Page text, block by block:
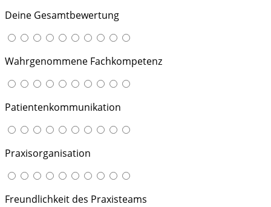
Deine Gesamtbewertung
Wahrgenommene Fachkompetenz
Patientenkommunikation
Praxisorganisation
Freundlichkeit des Praxisteams